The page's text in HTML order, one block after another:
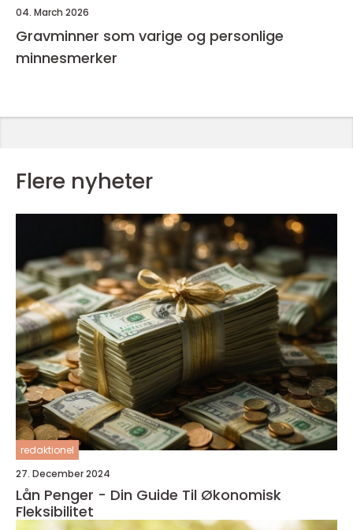
04. March 2026
Gravminner som varige og personlige
minnesmerker
Flere nyheter
redaktionel
27. December 2024
Lån Penger - Din Guide Til Økonomisk
Fleksibilitet